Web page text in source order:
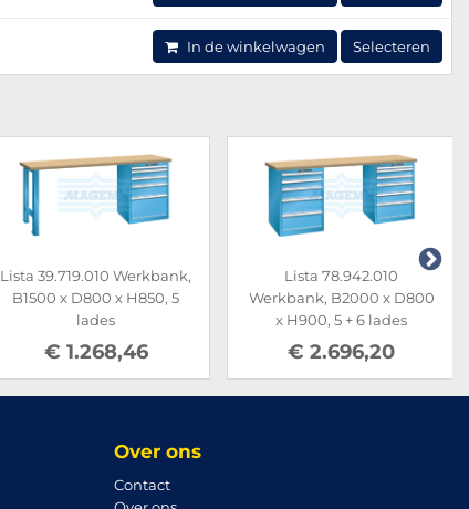
In de winkelwagen Selecteren
Lista 39.719.010 Werkbank,
B1500 x D800 x H850, 5
lades
€ 1.268,46
Lista 78.942.010
Werkbank, B2000 x D800
x H900, 5 + 6 lades
€ 2.696,20
Over ons
Contact